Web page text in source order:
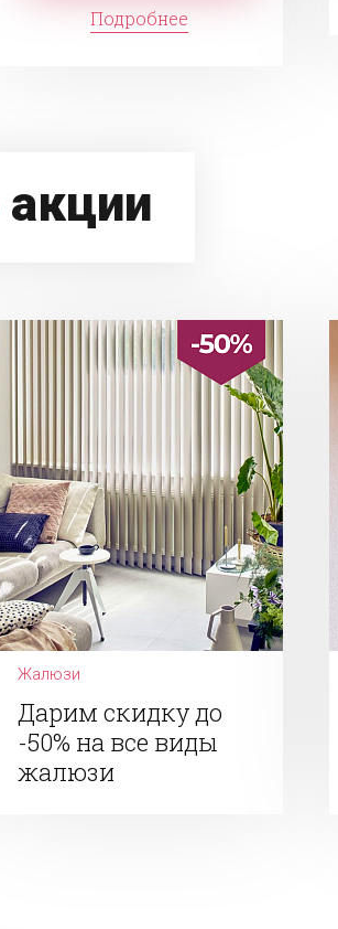
Подробнее
акции
Жалюзи
Дарим скидку до
-50% на все виды
жалюзи